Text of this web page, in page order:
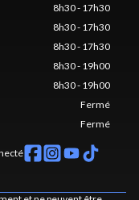
8h30 - 17h30
8h30 - 17h30
8h30 - 17h30
8h30 - 19h00
8h30 - 19h00
Fermé
Fermé